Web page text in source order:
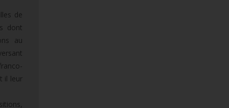
de
dont
au
il leur